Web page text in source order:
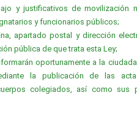
y justificativos de movilización
y funcionarios públicos;
apartado postal y dirección
pública de que trata esta Ley;
oportunamente a la
la publicación de las
colegiados, así como sus